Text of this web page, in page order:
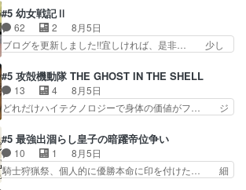
構エグいことするよな… ねぇ猫耳ガール、敵の根
城に乗り込む事を同… 世もや替えが利くと復活P
とは？！もう来週…
んじゃないですか。魔物の群を発見した… アマプ
ラにて視聴終わり！サーベルボア討伐… を言い訳
にしたくないものですねwボア狩り… 先生として
のベリルが好きだけど、今回みた… 4人だけでサ
ーベルボアが暴れてると聞い… ちょっと年齢の事
を言いすぎとゆーか言い訳… ベリルの母もやはり
只者じゃなかったかベリ…
#5 幼女戦記Ⅱ
62 2
8月5日
ブログを更新しました!!宜しければ、是非… 少し
ゥーアの唯一の手駒が強すぎる笑あお… 私にとっ
て完全にご褒美回ゼー様の葉巻シー… やはりター
ニャが後方指揮だと展開に迫力が… “貧乏籤百連
無料ガチャ”100連でも1回… 2期入ってから地味
ばならぬ」って言葉に… ゼートゥーア左遷によっ
て参謀本部の連携が… 緊張感ある戦闘描写とギャ
グ今週の『有能な…
#5 攻殻機動隊 THE GHOST IN THE SHELL
13 4
8月5日
どれだけハイテクノロジーで身体の価値がフ… ジ
コマだいぶ理性持ち始めた。この世界の… 原作読
んだのもう何年も前なのに、覚えてる… コイルの
汚職を突き止めるべくバトーの指導… やまとん1
号はどこの部分で使うのだろう？… 日本とロシア
#5 最強出涸らし皇子の暗躍帝位争い
10 1
8月5日
騎士狩猟祭、個人的に優勝本命に印を付けた… 細